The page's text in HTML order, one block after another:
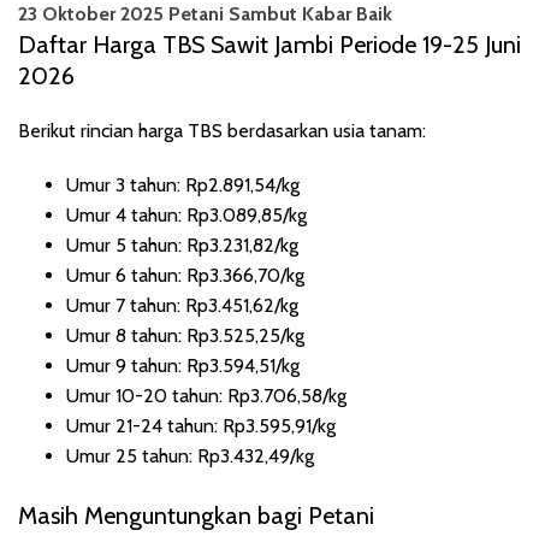
23 Oktober 2025 Petani Sambut Kabar Baik
Daftar Harga TBS Sawit Jambi Periode 19-25 Juni
2026
Berikut rincian harga TBS berdasarkan usia tanam:
Umur 3 tahun: Rp2.891,54/kg
Umur 4 tahun: Rp3.089,85/kg
Umur 5 tahun: Rp3.231,82/kg
Umur 6 tahun: Rp3.366,70/kg
Umur 7 tahun: Rp3.451,62/kg
Umur 8 tahun: Rp3.525,25/kg
Umur 9 tahun: Rp3.594,51/kg
Umur 10-20 tahun: Rp3.706,58/kg
Umur 21-24 tahun: Rp3.595,91/kg
Umur 25 tahun: Rp3.432,49/kg
Masih Menguntungkan bagi Petani